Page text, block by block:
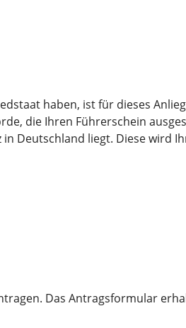
haben, ist für dieses
die Ihren Führerschein
Deutschland liegt. Diese wird
Das Antragsformular